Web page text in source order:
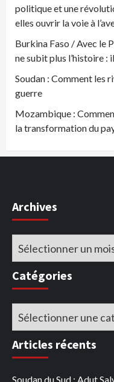
politique et une
elles ouvrir la voie à
Burkina Faso / Avec le
ne subit plus l’histoire :
Soudan : Comment les
guerre
Mozambique :
la transformation du
Archives
Archives
Catégories
Catégories
Articles récents
Soudan du Sud : Adut